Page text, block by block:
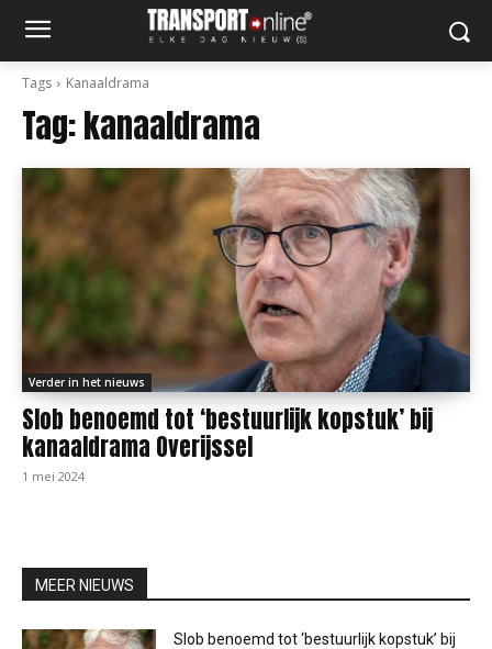
Tags Kanaaldrama
Tag:kanaaldrama
Verder in het nieuws
Slob benoemd tot ‘bestuurlijk kopstuk’ bij
kanaaldrama Overijssel
1 mei 2024
MEER NIEUWS
Slob benoemd tot ‘bestuurlijk kopstuk’ bij